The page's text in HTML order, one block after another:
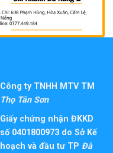
Công ty TNHH MTV TM
Thọ Tân Sơn
Giấy chứng nhận ĐKKD
số 0401800973 do Sở Kế
hoạch và đầu tư TP Đà